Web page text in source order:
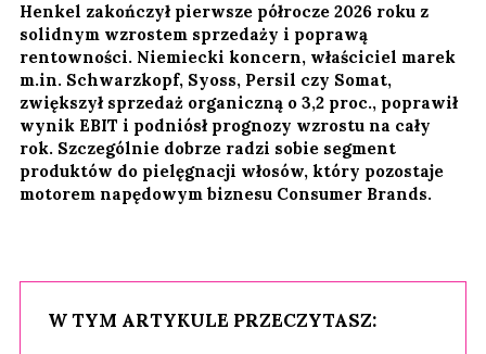
Henkel zakończył pierwsze półrocze 2026 roku z
solidnym wzrostem sprzedaży i poprawą
rentowności. Niemiecki koncern, właściciel marek
m.in. Schwarzkopf, Syoss, Persil czy Somat,
zwiększył sprzedaż organiczną o 3,2 proc., poprawił
wynik EBIT i podniósł prognozy wzrostu na cały
rok. Szczególnie dobrze radzi sobie segment
produktów do pielęgnacji włosów, który pozostaje
motorem napędowym biznesu Consumer Brands.
W TYM ARTYKULE PRZECZYTASZ: